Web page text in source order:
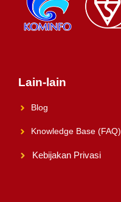
Lain-lain
Blog
Knowledge Base (FAQ)
Kebijakan Privasi